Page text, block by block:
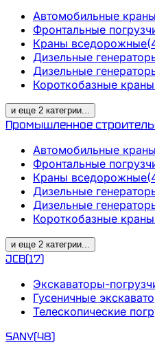
Автомобильные краны
Фронтальные
Краны вседорожные(
Дизельные
Дизельные
Короткобазные краны
и еще 2 категрии...
Промышленное
Автомобильные краны
Фронтальные
Краны вседорожные(
Дизельные
Дизельные
Короткобазные краны
и еще 2 категрии...
JCB(17)
Экскаваторы-
Гусеничные
Телескопические
SANY(48)